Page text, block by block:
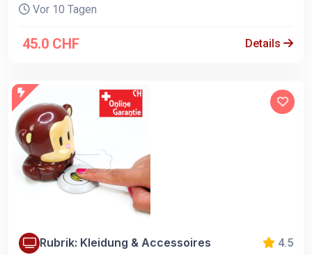
Vor 10 Tagen
45.0 CHF Details
Rubrik: Kleidung & Accessoires 4.5